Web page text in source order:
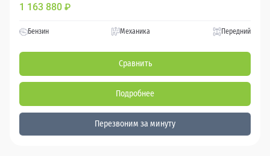
1 163 880 ₽
Бензин Механика Передний
Сравнить
Подробнее
Перезвоним за минуту